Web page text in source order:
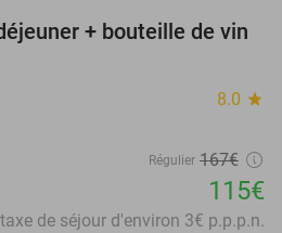
31%
+ bouteille de vin
8.0 star
Régulier 167€
115€
de séjour d'environ 3€ p.p.p.n.